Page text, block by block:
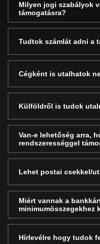
Milyen jogi szabályok
támogatásra?
Tudtok számlát adni a
Cégként is utalhatok
Külföldről is tudok
Van-e lehetőség arra,
rendszerességgel
Lehet postai csekkel/
Miért vannak a
minimumösszegekhez
Hírlevélre hogy tudok